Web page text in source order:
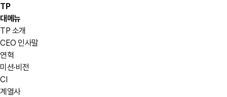
TP
대메뉴
TP 소개
CEO 인사말
연혁
미션·비전
CI
계열사